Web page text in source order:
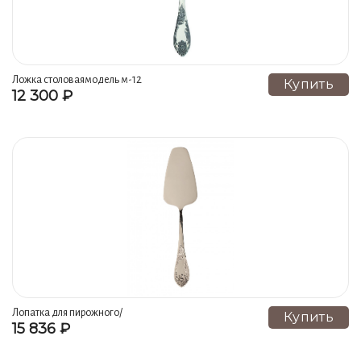
Ложка столоваямодель м-12
«императорский»
12 300 ₽
Купить
Лопатка для пирожного/
тортамодель м-12
15 836 ₽
Купить